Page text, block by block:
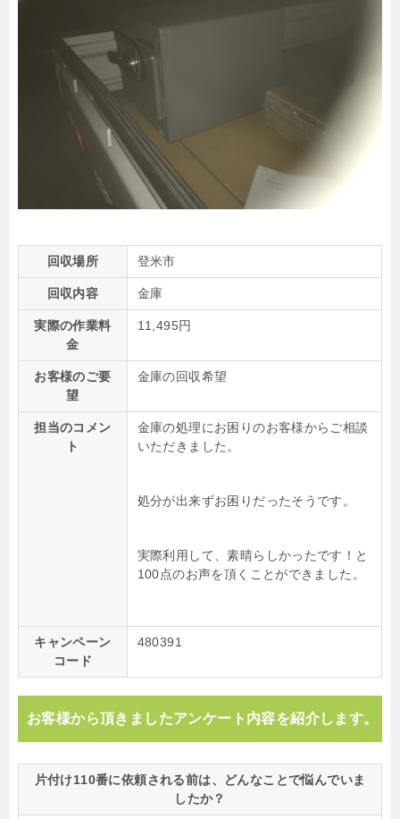
回収場所 登米市
回収内容 金庫
実際の作業料
金
11,495円
お客様のご要
望
金庫の回収希望
担当のコメン
ト
金庫の処理にお困りのお客様からご相談
いただきました。
処分が出来ずお困りだったそうです。
実際利用して、素晴らしかったです！と
100点のお声を頂くことができました。
キャンペーン
コード
480391
お客様から頂きましたアンケート内容を紹介します。
片付け110番に依頼される前は、どんなことで悩んでいま
したか？